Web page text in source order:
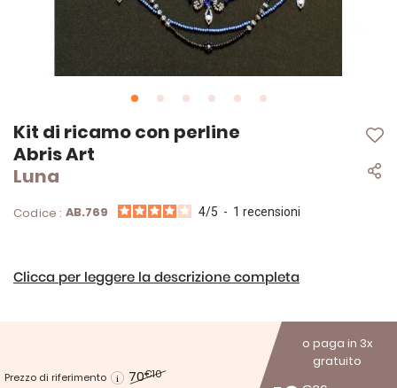
Kit di ricamo con perline
Abris Art
Luna
Codice : AB.769 4/5 - 1 recensioni
Clicca per leggere la descrizione completa
Prezzo di riferimento 70€10
o paga in 3x
gratuito
Vai
all'inizio
della
galleria
immagini